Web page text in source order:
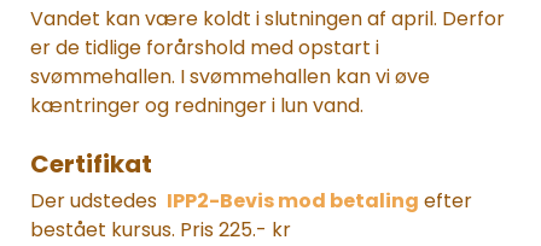
Vandet kan være koldt i slutningen af april. Derfor
er de tidlige forårshold med opstart i
svømmehallen. I svømmehallen kan vi øve
kæntringer og redninger i lun vand.
Certifikat
Der udstedes IPP2-Bevis mod betaling efter
bestået kursus. Pris 225.- kr